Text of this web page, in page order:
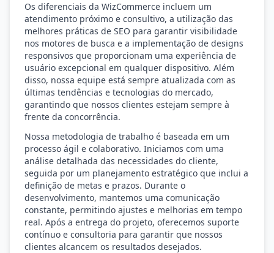
Os diferenciais da WizCommerce incluem um
atendimento próximo e consultivo, a utilização das
melhores práticas de SEO para garantir visibilidade
nos motores de busca e a implementação de designs
responsivos que proporcionam uma experiência de
usuário excepcional em qualquer dispositivo. Além
disso, nossa equipe está sempre atualizada com as
últimas tendências e tecnologias do mercado,
garantindo que nossos clientes estejam sempre à
frente da concorrência.
Nossa metodologia de trabalho é baseada em um
processo ágil e colaborativo. Iniciamos com uma
análise detalhada das necessidades do cliente,
seguida por um planejamento estratégico que inclui a
definição de metas e prazos. Durante o
desenvolvimento, mantemos uma comunicação
constante, permitindo ajustes e melhorias em tempo
real. Após a entrega do projeto, oferecemos suporte
contínuo e consultoria para garantir que nossos
clientes alcancem os resultados desejados.